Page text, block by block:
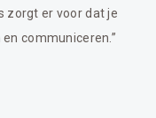
zorgt er voor dat je
communiceren.”